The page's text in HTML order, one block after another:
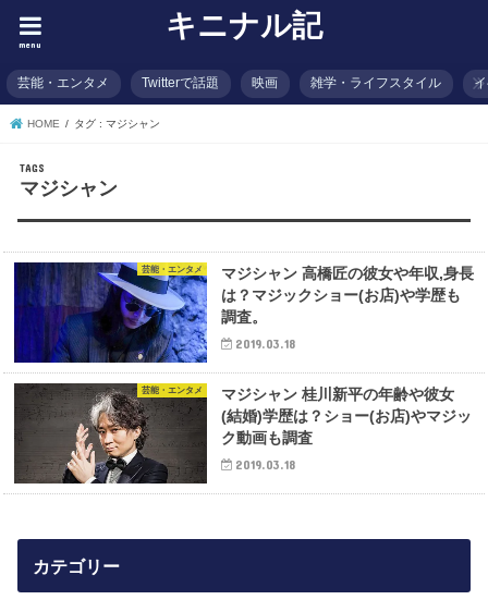
キニナル記
menu
芸能・エンタメ Twitterで話題 映画 雑学・ライフスタイル
HOME タグ : マジシャン
マジシャン
芸能・エンタメ
マジシャン 高橋匠の彼女や年収,身長
は？マジックショー(お店)や学歴も
調査。
2019.03.18
芸能・エンタメ
マジシャン 桂川新平の年齢や彼女
(結婚)学歴は？ショー(お店)やマジッ
ク動画も調査
2019.03.18
カテゴリー